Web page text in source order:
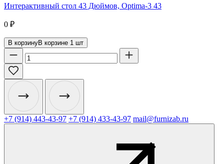
Интерактивный стол 43 Дюймов, Optima-3 43
0 ₽
В корзинуВ корзине 1 шт
+7 (914) 443-43-97 +7 (914) 433-43-97 mail@furnizab.ru